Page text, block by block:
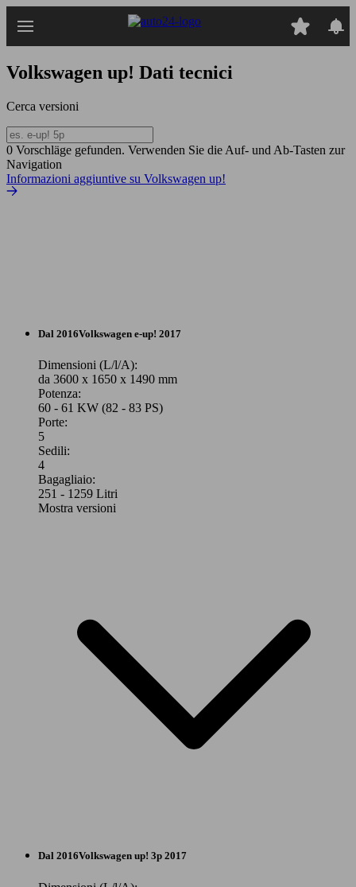
Volkswagen up! Dati tecnici
Cerca versioni
0 Vorschläge gefunden. Verwenden Sie die Auf- und Ab-Tasten zur
Navigation
Informazioni aggiuntive su Volkswagen up!
Dal 2016Volkswagen e-up! 2017
Dimensioni (L/l/A):
da 3600 x 1650 x 1490 mm
Potenza:
60 - 61 KW (82 - 83 PS)
Porte:
5
Sedili:
4
Bagagliaio:
251 - 1259 Litri
Mostra versioni
City car
Dal 2016Volkswagen up! 3p 2017